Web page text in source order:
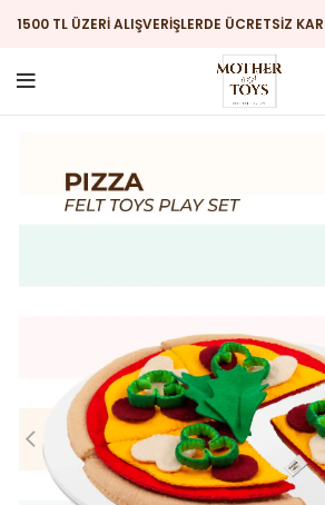
1500 TL ÜZERİ ALIŞVERİŞLERDE ÜCRETSİZ